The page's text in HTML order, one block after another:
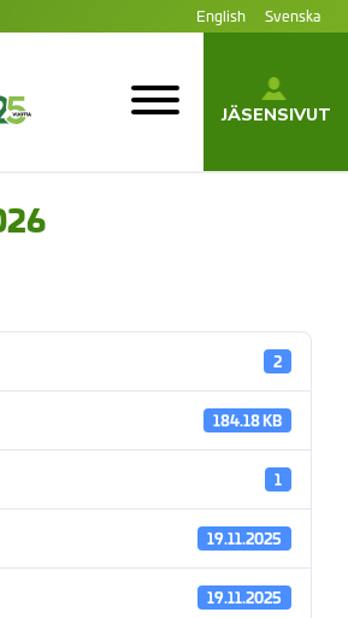
English Svenska
JÄSENSIVUT
2
184.18 KB
1
19.11.2025
19.11.2025